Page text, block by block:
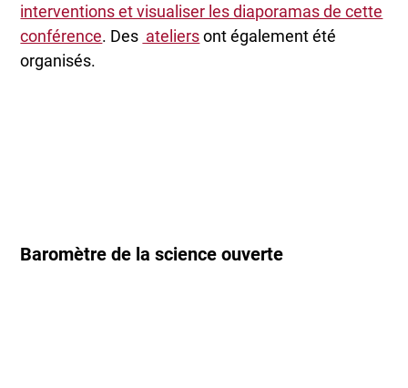
interventions et visualiser les diaporamas de cette
conférence. Des ateliersont également été
organisés.
Baromètre de la science ouverte